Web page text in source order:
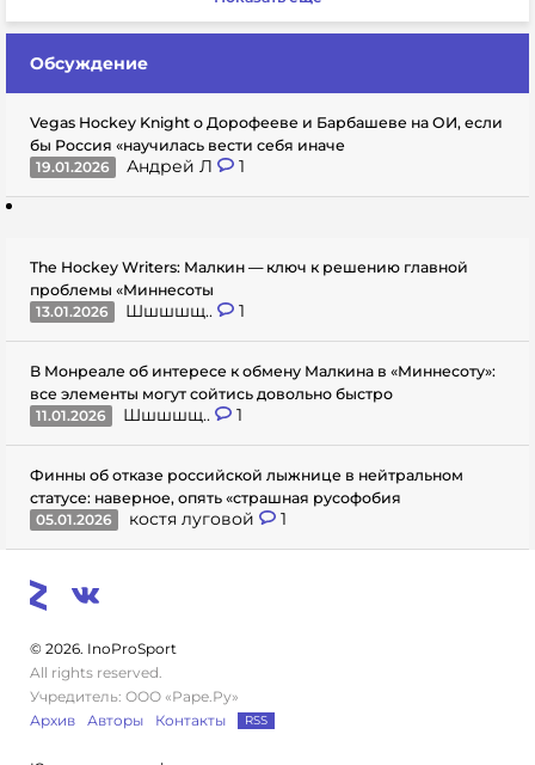
Обсуждение
Vegas Hockey Knight о Дорофееве и Барбашеве на ОИ, если
бы Россия «научилась вести себя иначе
19.01.2026
Андрей Л 1
The Hockey Writers: Малкин — ключ к решению главной
проблемы «Миннесоты
13.01.2026
Шшшшщ.. 1
В Монреале об интересе к обмену Малкина в «Миннесоту»:
все элементы могут сойтись довольно быстро
11.01.2026
Шшшшщ.. 1
Финны об отказе российской лыжнице в нейтральном
статусе: наверное, опять «страшная русофобия
05.01.2026
костя луговой 1
© 2026. InoProSport
All rights reserved.
Учредитель: ООО «Раре.Ру»
Архив
Авторы Контакты RSS